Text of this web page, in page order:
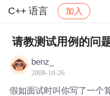
C++ 语言 加入
社区 C++ 语言 帖
请教测试用例的问
benz_
2008-10-26
假如面试时叫你写了一个